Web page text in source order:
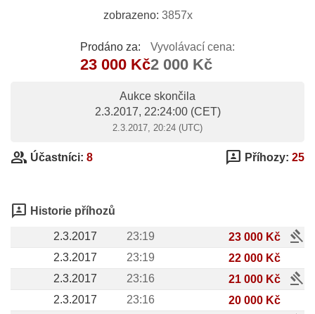
zobrazeno: 3857x
Prodáno za:
23 000 Kč
Vyvolávací cena:
2 000 Kč
Aukce skončila
2.3.2017, 22:24:00(CET)
2.3.2017, 20:24 (UTC)
group Účastníci: 8 3p Příhozy: 25
3p Historie příhozů
2.3.2017 23:19 23 000 Kč gavel
2.3.2017 23:19
22 000 Kč
2.3.2017
23:16 21 000 Kč gavel
2.3.2017 23:16
20 000 Kč